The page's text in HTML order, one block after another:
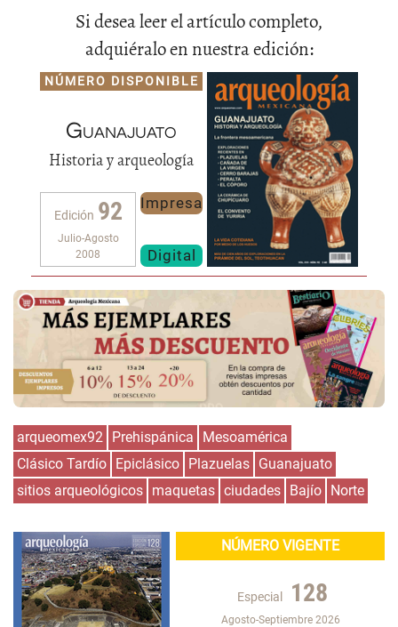
Si desea leer el artículo completo,
adquiéralo en nuestra edición:
NÚMERO DISPONIBLE
Guanajuato
Historia y arqueología
Edición 92
Julio-Agosto
2008
Impresa
Digital
arqueomex92 Prehispánica
Mesoamérica
Clásico Tardío Epiclásico Plazuelas Guanajuato
sitios arqueológicos maquetas ciudades Bajío Norte
NÚMERO VIGENTE
Especial 128
Agosto-Septiembre 2026